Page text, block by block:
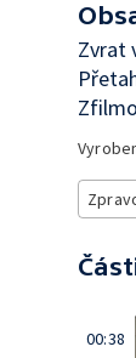
Zvrat
00:38